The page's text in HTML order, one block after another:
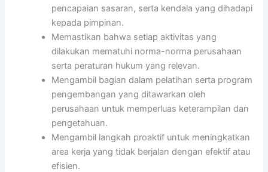
pencapaian sasaran, serta kendala yang dihadapi
kepada pimpinan.
Memastikan bahwa setiap aktivitas yang
dilakukan mematuhi norma-norma perusahaan
serta peraturan hukum yang relevan.
Mengambil bagian dalam pelatihan serta program
pengembangan yang ditawarkan oleh
perusahaan untuk memperluas keterampilan dan
pengetahuan.
Mengambil langkah proaktif untuk meningkatkan
area kerja yang tidak berjalan dengan efektif atau
efisien.